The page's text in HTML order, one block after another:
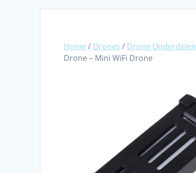
Home / Drones / Drone Onderdelen
Drone – Mini WiFi Drone